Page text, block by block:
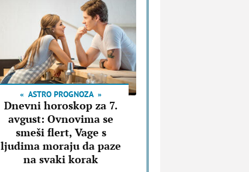
ASTRO PROGNOZA
Dnevni horoskop za 7.
avgust: Ovnovima se
smeši flert, Vage s
ljudima moraju da paze
na svaki korak